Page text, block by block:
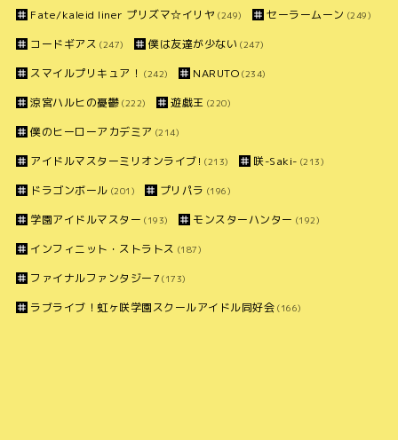
Fate/kaleid liner プリズマ☆イリヤ (249) セーラームーン (249)
コードギアス (247) 僕は友達が少ない (247)
スマイルプリキュア！ (242) NARUTO (234)
涼宮ハルヒの憂鬱 (222) 遊戯王 (220)
僕のヒーローアカデミア (214)
アイドルマスターミリオンライブ! (213) 咲-Saki- (213)
ドラゴンボール (201) プリパラ (196)
学園アイドルマスター (193) モンスターハンター (192)
インフィニット・ストラトス (187)
ファイナルファンタジー7 (173)
ラブライブ！虹ヶ咲学園スクールアイドル同好会 (166)